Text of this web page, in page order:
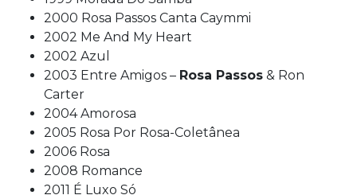
2000 Rosa Passos Canta Caymmi
2002 Me And My Heart
2002 Azul
2003 Entre Amigos – Rosa Passos & Ron
Carter
2004 Amorosa
2005 Rosa Por Rosa-Coletânea
2006 Rosa
2008 Romance
2011 É Luxo Só